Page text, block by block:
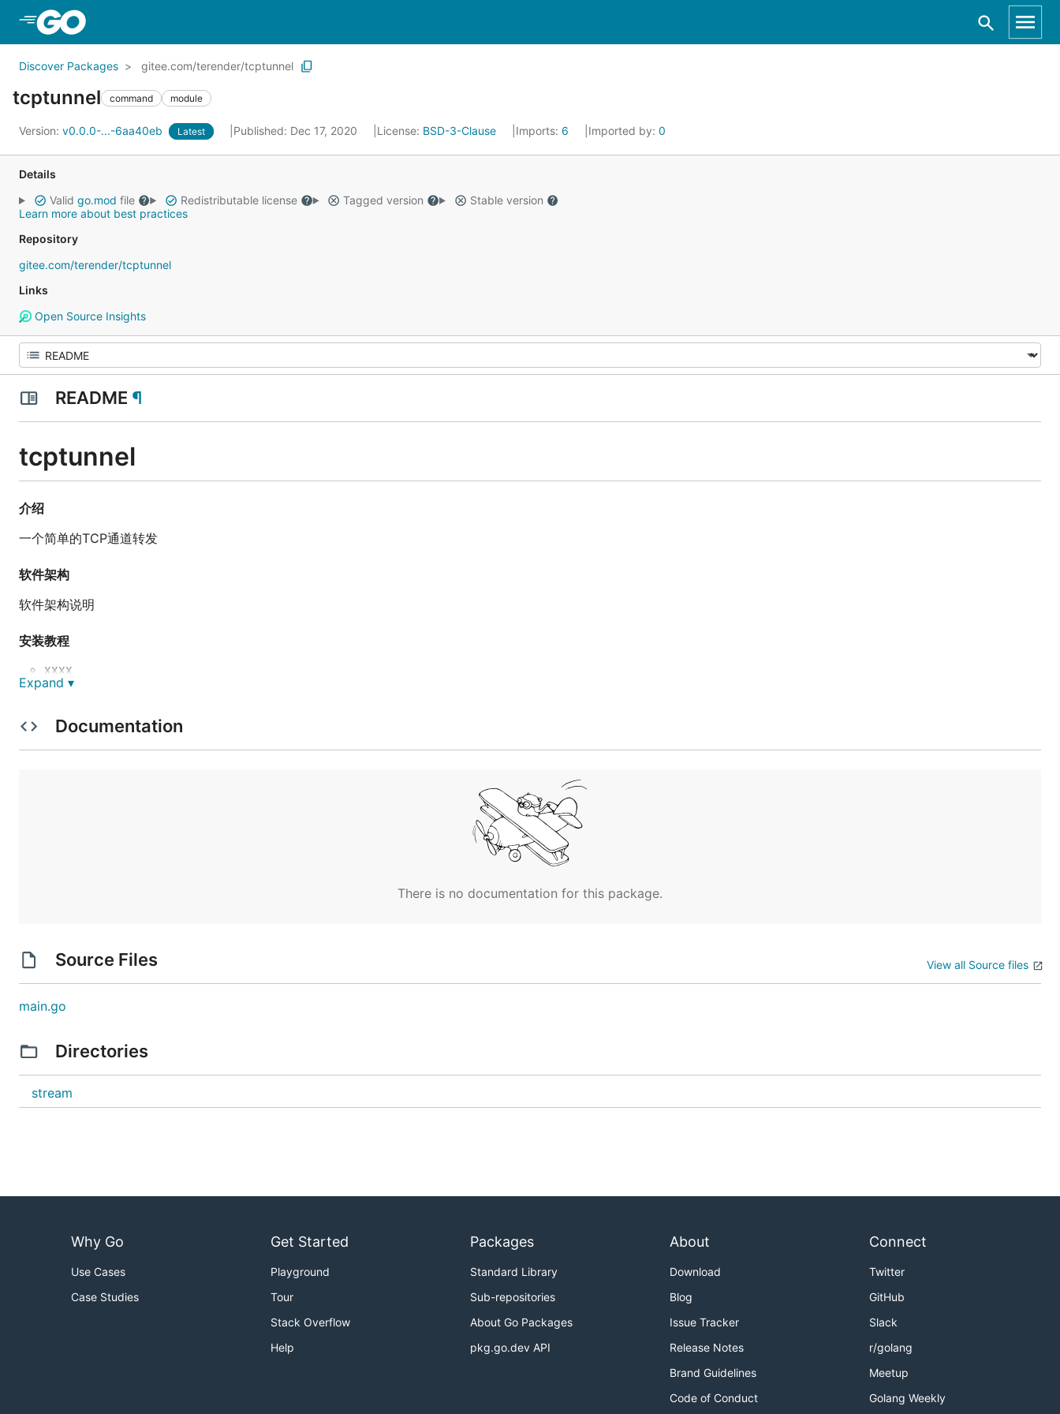
Discover Packages gitee.com/terender/tcptunnel
tcptunnel command module
Version: v0.0.0-...-6aa40eb Latest Published: Dec 17, 2020 License: BSD-3-Clause Imports: 6 Imported by: 0
Details
Valid go.mod file Redistributable license Tagged version
Stable version
Learn more about best practices
Repository
gitee.com/terender/tcptunnel
Links
Open Source Insights
README ¶
tcptunnel
介绍
一个简单的TCP通道转发
软件架构
软件架构说明
安装教程
xxxx
xxxx
特技
Gitee 官方博客
GVP全称是 Gitee 最有价值开源项目，是综合评定出的优秀开源项目
Gitee 官方提供的使用手册https://gitee.com/help
Gitee 封面人物是一档用来展示 Gitee 会员风采的栏目
Expand ▾
Documentation
There is no documentation for this package.
Source Files View all Source files
main.go
Directories
stream
Why Go
Use Cases
Case Studies
Get Started
Playground
Tour
Stack Overflow
Help
Packages
Standard Library
Sub-repositories
About Go Packages
pkg.go.dev API
About
Download
Blog
Issue Tracker
Release Notes
Brand Guidelines
Code of Conduct
Connect
Twitter
GitHub
Slack
r/golang
Meetup
Golang Weekly